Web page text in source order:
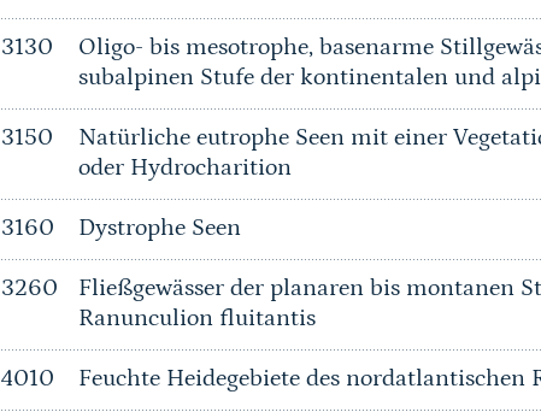
3130
Oligo- bis mesotrophe, basenarme
subalpinen Stufe der kontinentalen und
3150
Natürliche eutrophe Seen mit einer
oder Hydrocharition
3160 Dystrophe Seen
3260
Fließgewässer der planaren bis montanen
Ranunculion fluitantis
4010 Feuchte Heidegebiete des